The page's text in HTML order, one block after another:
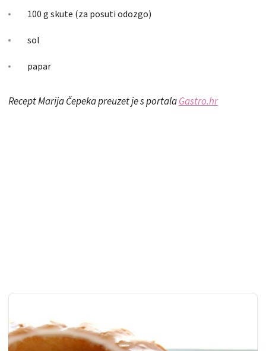
100 g skute (za posuti odozgo)
sol
papar
Recept Marija Čepeka preuzet je s portalaGastro.hr